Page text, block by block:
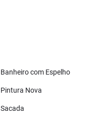
Banheiro com Espelho
Pintura Nova
Sacada